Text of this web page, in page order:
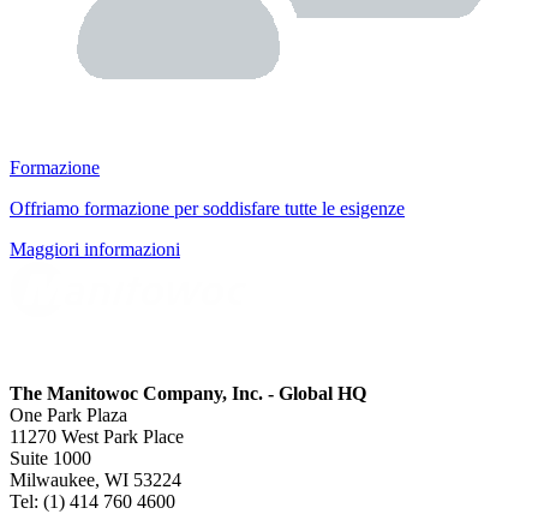
Formazione
Offriamo formazione per soddisfare tutte le esigenze
Maggiori informazioni
The Manitowoc Company, Inc. - Global HQ
One Park Plaza
11270 West Park Place
Suite 1000
Milwaukee, WI 53224
Tel: (1) 414 760 4600